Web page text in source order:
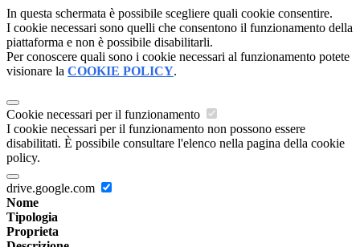
In questa schermata è possibile scegliere quali cookie consentire.
I cookie necessari sono quelli che consentono il funzionamento della
piattaforma e non è possibile disabilitarli.
Per conoscere quali sono i cookie necessari al funzionamento potete
visionare la COOKIE POLICY.
Cookie necessari per il funzionamento
I cookie necessari per il funzionamento non possono essere
disabilitati. È possibile consultare l'elenco nella pagina della cookie
policy.
drive.google.com
Nome
Tipologia
Proprieta